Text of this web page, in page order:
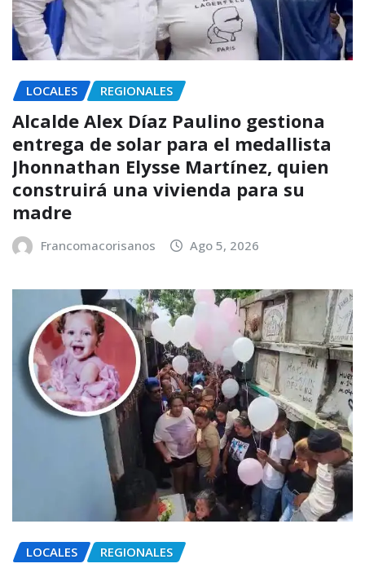
LOCALES REGIONALES
Alcalde Alex Díaz Paulino gestiona
entrega de solar para el medallista
Jhonnathan Elysse Martínez, quien
construirá una vivienda para su
madre
Francomacorisanos Ago 5, 2026
LOCALES REGIONALES